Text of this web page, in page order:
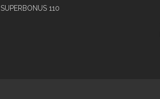
SUPERBONUS 110